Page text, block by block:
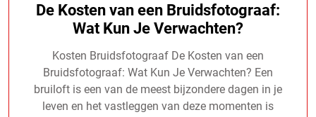
De Kosten van een Bruidsfotograaf:
Wat Kun Je Verwachten?
Kosten Bruidsfotograaf De Kosten van een
Bruidsfotograaf: Wat Kun Je Verwachten? Een
bruiloft is een van de meest bijzondere dagen in je
leven en het vastleggen van deze momenten is